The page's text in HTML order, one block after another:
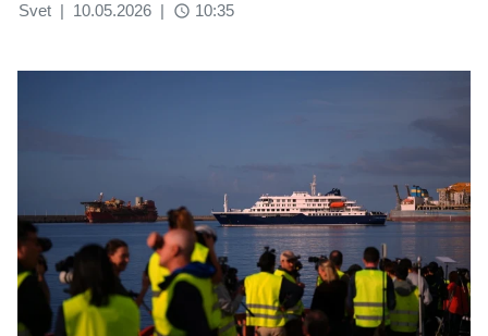
Svet | 10.05.2026 | access_time 10:35